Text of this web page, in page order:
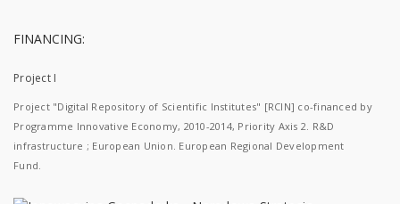
FINANCING:
Project I
Project "Digital Repository of Scientific Institutes" [RCIN] co-financed by
Programme Innovative Economy, 2010-2014, Priority Axis 2. R&D
infrastructure ; European Union. European Regional Development
Fund.